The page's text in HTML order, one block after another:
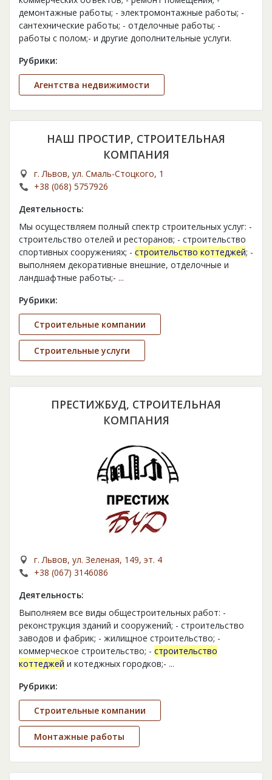
демонтажные работы; - электромонтажные работы; -
сантехнические работы; - отделочные работы; -
работы с полом;- и другие дополнительные услуги.
Рубрики:
Агентства недвижимости
НАШ ПРОСТИР, СТРОИТЕЛЬНАЯ
КОМПАНИЯ
г. Львов, ул. Смаль-Стоцкого, 1
+38 (068) 5757926
Деятельность:
Мы осуществляем полный спектр строительных услуг: -
строительство отелей и ресторанов; - строительство
спортивных сооружениях; - строительство коттеджей; -
выполняем декоративные внешние, отделочные и
ландшафтные работы;- ...
Рубрики:
Строительные компании
Строительные услуги
ПРЕСТИЖБУД, СТРОИТЕЛЬНАЯ
КОМПАНИЯ
г. Львов, ул. Зеленая, 149, эт. 4
+38 (067) 3146086
Деятельность:
Выполняем все виды общестроительных работ: -
реконструкция зданий и сооружений; - строительство
заводов и фабрик; - жилищное строительство; -
коммерческое строительство; - строительство
коттеджей и котеджных городков;- ...
Рубрики:
Строительные компании
Монтажные работы